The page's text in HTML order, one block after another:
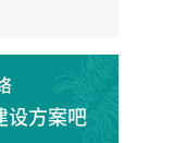
设方案吧